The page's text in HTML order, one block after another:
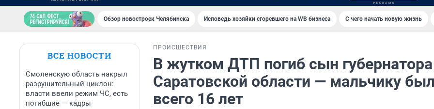
Обзор новостроек Челябинска Исповедь хозяйки сгоревшего на WB бизнеса С чего начать новую жизнь
ВСЕ НОВОСТИ
Смоленскую область накрыл
разрушительный циклон:
власти ввели режим ЧС, есть
погибшие — кадры
ПРОИСШЕСТВИЯ
В жутком ДТП погиб сын губернатора
Саратовской области — мальчику
всего 16 лет